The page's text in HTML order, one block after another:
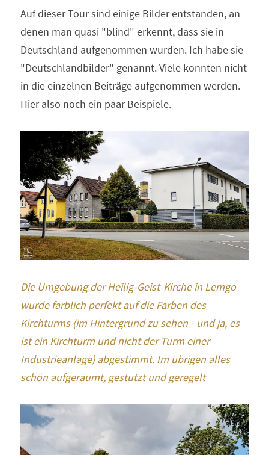
Auf dieser Tour sind einige Bilder entstanden, an
denen man quasi "blind" erkennt, dass sie in
Deutschland aufgenommen wurden. Ich habe sie
"Deutschlandbilder" genannt. Viele konnten nicht
in die einzelnen Beiträge aufgenommen werden.
Hier also noch ein paar Beispiele.
Die Umgebung der Heilig-Geist-Kirche in Lemgo
wurde farblich perfekt auf die Farben des
Kirchturms (im Hintergrund zu sehen - und ja, es
ist ein Kirchturm und nicht der Turm einer
Industrieanlage) abgestimmt. Im übrigen alles
schön aufgeräumt, gestutzt und geregelt